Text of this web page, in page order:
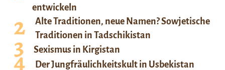
entwickeln
Alte Traditionen, neue Namen? Sowjetische
Traditionen in Tadschikistan
Sexismus in Kirgistan
Der Jungfräulichkeitskult in Usbekistan